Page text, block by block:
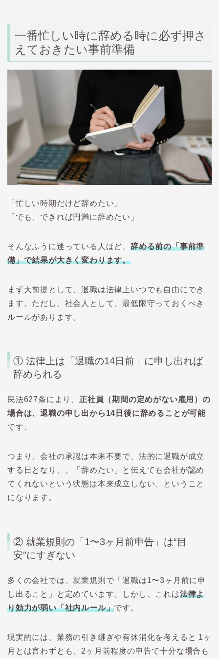
一番忙しい時に辞める時に必ず押さ
えておきたい事前準備
「忙しい時期だけど辞めたい」
「でも、できれば円満に辞めたい」
そんなふうに迷っている人ほど、 辞める前の「事前準
備」で結果が大きく変わります。
まず大前提として、退職は法律上いつでも自由にでき
ます。ただし、社会人として、最低限守っておくべき
ルールがあります。
① 法律上は「退職の14日前」に申し出れば
辞められる
民法627条により、 正社員（期間の定めがない雇用）の
場合は、退職の申し出から14日後に辞めることが可能
です。
つまり、会社の承認は本来不要で、法的に退職が成立
する日となり、。「辞めたい」と伝えても会社が認め
てくれないという状態は本来成立しない、ということ
になります。
② 就業規則の「1〜3ヶ月前申告」は“目
安”にすぎない
多くの会社では、就業規則で「退職は1〜3ヶ月前に申
し出ること」と定めています。しかし、これは法律よ
り効力が弱い「社内ルール」です。
現実的には、業務の引き継ぎや有休消化を考えると 1ヶ
月とは言わずとも、2ヶ月前程度の申告で十分な場合も